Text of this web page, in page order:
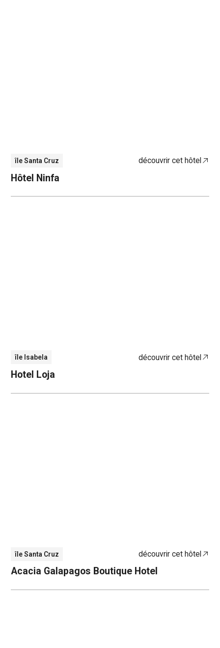
île Santa Cruz découvrir cet hôtel
Hôtel Ninfa
île Isabela découvrir cet hôtel
Hotel Loja
île Santa Cruz découvrir cet hôtel
Acacia Galapagos Boutique Hotel